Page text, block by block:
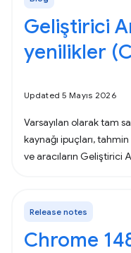
Geliştirici
yenilikler
Updated 5 Mayıs 2026
Varsayılan olarak tam
kaynağı ipuçları,
ve aracıların Geliştirici
Release notes
Chrome